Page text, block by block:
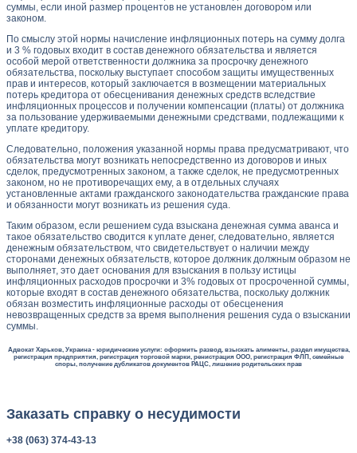
суммы, если иной размер процентов не установлен договором или
законом.
По смыслу этой нормы начисление инфляционных потерь на сумму долга
и 3 % годовых входит в состав денежного обязательства и является
особой мерой ответственности должника за просрочку денежного
обязательства, поскольку выступает способом защиты имущественных
прав и интересов, который заключается в возмещении материальных
потерь кредитора от обесценивания денежных средств вследствие
инфляционных процессов и получении компенсации (платы) от должника
за пользование удерживаемыми денежными средствами, подлежащими к
уплате кредитору.
Следовательно, положения указанной нормы права предусматривают, что
обязательства могут возникать непосредственно из договоров и иных
сделок, предусмотренных законом, а также сделок, не предусмотренных
законом, но не противоречащих ему, а в отдельных случаях
установленные актами гражданского законодательства гражданские права
и обязанности могут возникать из решения суда.
Таким образом, если решением суда взыскана денежная сумма аванса и
такое обязательство сводится к уплате денег, следовательно, является
денежным обязательством, что свидетельствует о наличии между
сторонами денежных обязательств, которое должник должным образом не
выполняет, это дает основания для взыскания в пользу истицы
инфляционных расходов просрочки и 3% годовых от просроченной суммы,
которые входят в состав денежного обязательства, поскольку должник
обязан возместить инфляционные расходы от обесценения
невозвращенных средств за время выполнения решения суда о взыскании
суммы.
Адвокат Харьков, Украина - юридические услуги: оформить развод, взыскать алименты, раздел имущества,
регистрация предприятия, регистрация торговой марки, ренистрация ООО, регистрация ФЛП, семейные
споры, получение дубликатов документов РАЦС, лишение родительских прав
Заказать справку о несудимости
+38 (063) 374-43-13